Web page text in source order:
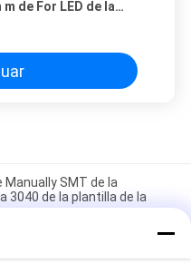
de For LED de la
SMT de la
3040 de la plantilla de la
de la pantalla 320*500m